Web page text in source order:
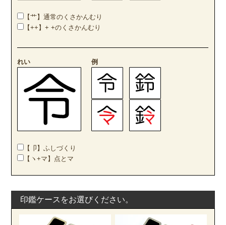
【艹】通常のくさかんむり
【++】+ +のくさかんむり
れい 例
【卩】ふしづくり
【ヽ+マ】点とマ
印鑑ケースをお選びください。